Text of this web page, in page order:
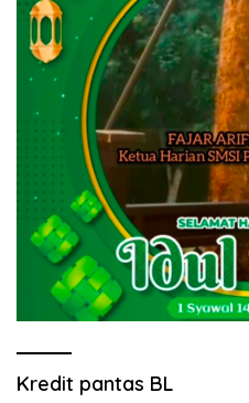
Kredit pantas BL